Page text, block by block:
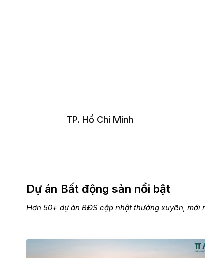
TP. Hồ Chí Minh
Dự án Bất động sản nổi bật
Hơn 50+ dự án BĐS cập nhật thường xuyên, mới